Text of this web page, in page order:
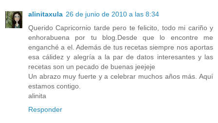
alinitaxula 26 de junio de 2010 a las 8:34
Querido Capricornio tarde pero te felicito, todo mi cariño y
enhorabuena por tu blog.Desde que lo encontre me
enganché a el. Además de tus recetas siempre nos aportas
esa cálidez y alegría a la par de datos interesantes y las
recetas son un pecado de buenas jeejeje
Un abrazo muy fuerte y a celebrar muchos años más. Aquí
estamos contigo.
alinita
Responder